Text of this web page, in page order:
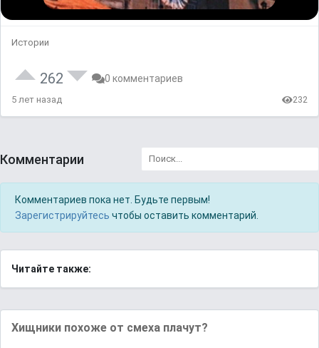
Истории
262 0 комментариев
5 лет назад 232
Комментарии
Комментариев пока нет. Будьте первым!
Зарегистрируйтесь чтобы оставить комментарий.
Читайте также:
Хищники похоже от смеха плачут?